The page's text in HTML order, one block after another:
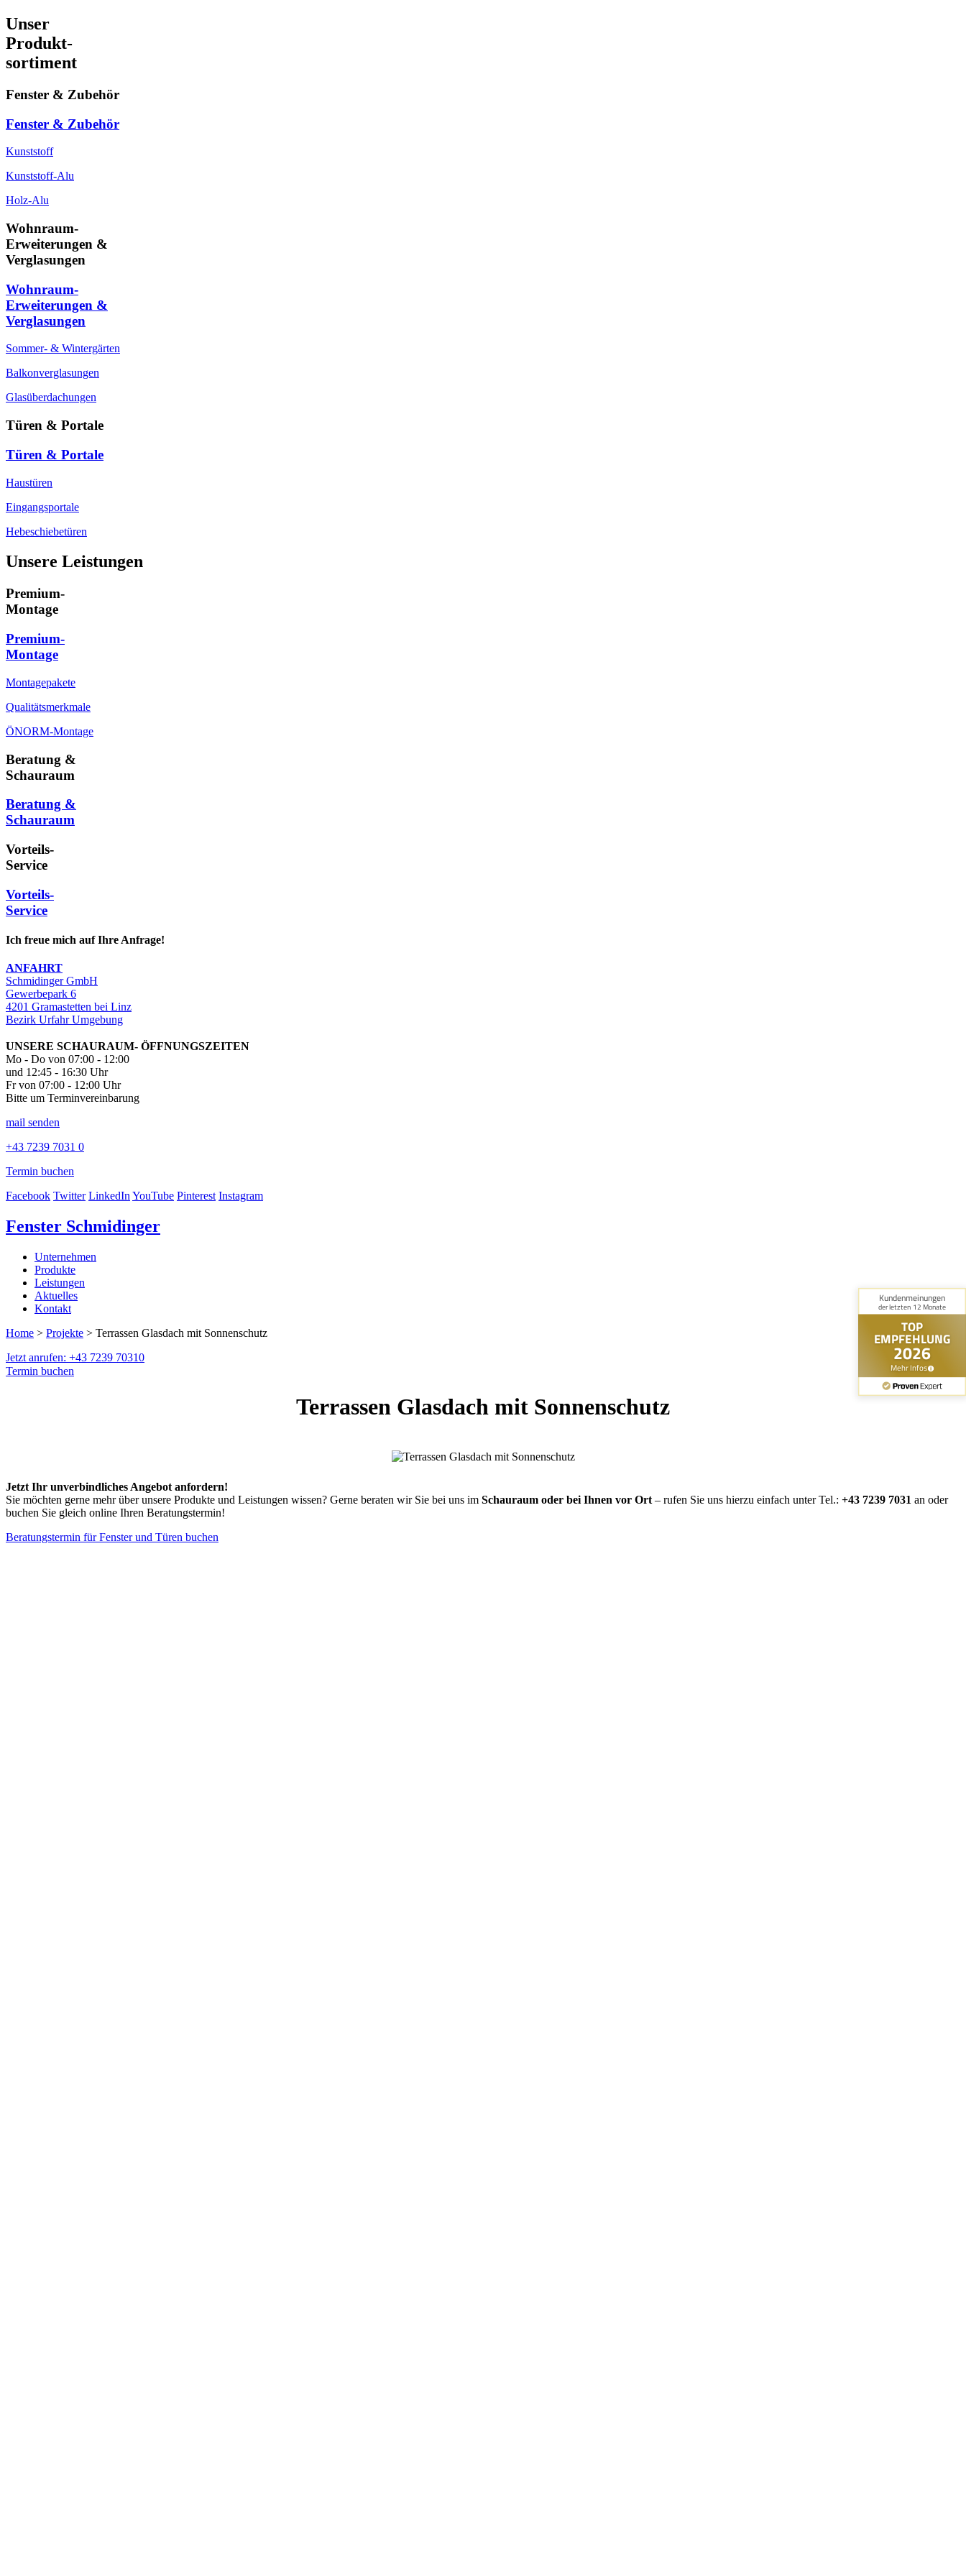
Unser
Produkt-
sortiment
Fenster & Zubehör
Fenster & Zubehör
Kunststoff
Kunststoff-Alu
Holz-Alu
Wohnraum-
Erweiterungen &
Verglasungen
Wohnraum-
Erweiterungen &
Verglasungen
Sommer- & Wintergärten
Balkonverglasungen
Glasüberdachungen
Türen & Portale
Türen & Portale
Haustüren
Eingangsportale
Hebeschiebetüren
Unsere Leistungen
Premium-
Montage
Premium-
Montage
Montagepakete
Qualitätsmerkmale
ÖNORM-Montage
Beratung &
Schauraum
Beratung &
Schauraum
Vorteils-
Service
Vorteils-
Service
Ich freue mich auf Ihre Anfrage!
ANFAHRT
Schmidinger GmbH
Gewerbepark 6
4201 Gramastetten bei Linz
Bezirk Urfahr Umgebung
UNSERE SCHAURAUM- ÖFFNUNGSZEITEN
Mo - Do von 07:00 - 12:00
und 12:45 - 16:30 Uhr
Fr von 07:00 - 12:00 Uhr
Bitte um Terminvereinbarung
mail senden
+43 7239 7031 0
Termin buchen
Facebook Twitter LinkedInYouTube Pinterest Instagram
Fenster Schmidinger
Unternehmen
Produkte
Leistungen
Aktuelles
Kontakt
Home > Projekte > Terrassen Glasdach mit Sonnenschutz
Jetzt anrufen: +43 7239 70310
Termin buchen
Terrassen Glasdach mit Sonnenschutz
Jetzt Ihr unverbindliches Angebot anfordern!
Sie möchten gerne mehr über unsere Produkte und Leistungen wissen? Gerne beraten wir Sie bei uns im Schauraum oder bei Ihnen vor Ort – rufen Sie uns hierzu einfach unter Tel.: +43 7239 7031 an oder
buchen Sie gleich online Ihren Beratungstermin!
Beratungstermin für Fenster und Türen buchen